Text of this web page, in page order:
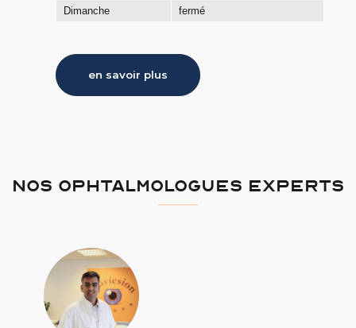
Dimanche
fermé
en savoir plus
NOS OPHTALMOLOGUES EXPERTS